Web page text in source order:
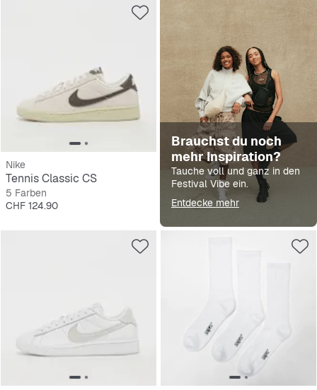
Brauchst du noch
mehr Inspiration?
Tauche voll und ganz in den
Festival Vibe ein.
Entdecke mehr
Nike
Tennis Classic CS
5 Farben
Preis
CHF 124.90